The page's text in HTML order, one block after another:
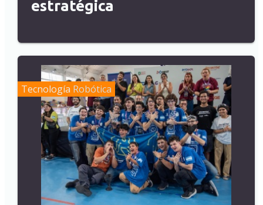
estratégica
Tecnología Robótica